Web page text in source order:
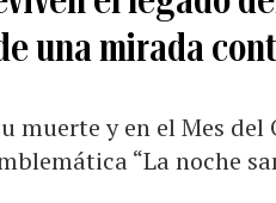
una mirada
muerte y en el Mes
“La noche